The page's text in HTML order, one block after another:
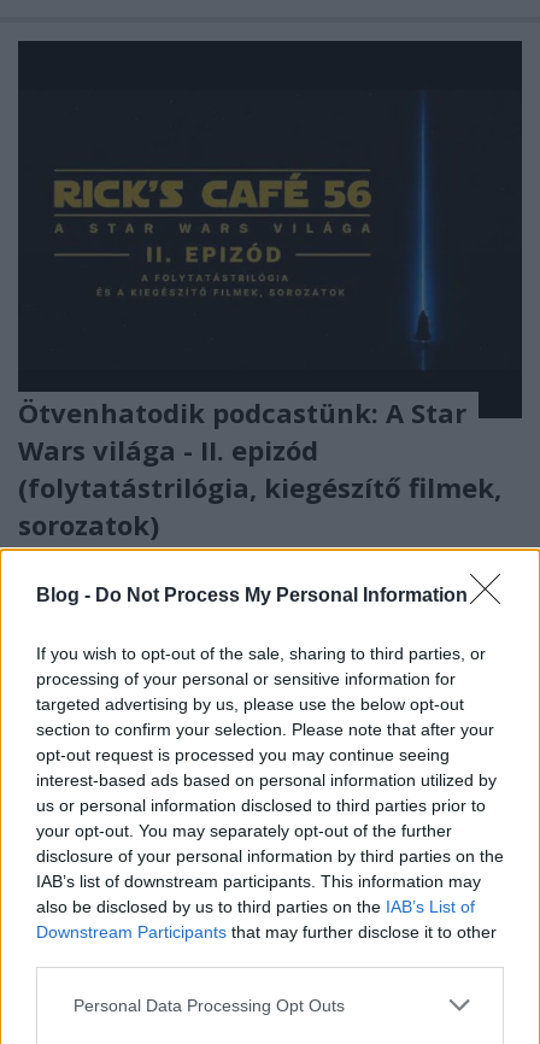
Blog - Do Not Process My Personal Information
If you wish to opt-out of the sale, sharing to third parties, or
processing of your personal or sensitive information for
targeted advertising by us, please use the below opt-out
section to confirm your selection. Please note that after your
opt-out request is processed you may continue seeing
interest-based ads based on personal information utilized by
us or personal information disclosed to third parties prior to
your opt-out. You may separately opt-out of the further
disclosure of your personal information by third parties on the
IAB’s list of downstream participants. This information may
also be disclosed by us to third parties on the IAB’s List of
Downstream Participants that may further disclose it to other
Please note that this website/app uses one or more Google
Personal Data Processing Opt Outs
Ötvenhatodik podcastünk: A Star
Wars világa - II. epizód
(folytatástrilógia, kiegészítő filmek,
sorozatok)
folytatjuk utazásunkat a Star Wars világában.
Második nekifutásra a folytatástrilógia (2015-2019)